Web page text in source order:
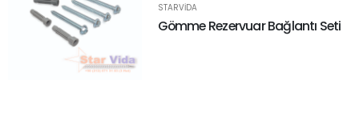
STARVIDA
Gömme Rezervuar Bağlantı Seti